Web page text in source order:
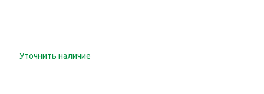
Уточнить наличие